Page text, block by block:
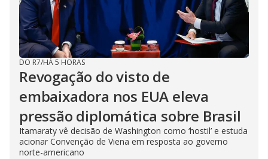
DO R7/HÁ 5 HORAS
Revogação do visto de
embaixadora nos EUA eleva
pressão diplomática sobre Brasil
Itamaraty vê decisão de Washington como ‘hostil’ e estuda
acionar Convenção de Viena em resposta ao governo
norte-americano